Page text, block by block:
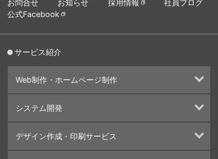
お問合せ
お知らせ 採用情報
社員ブログ
公式Facebook
サービス紹介
Web制作・ホームページ制作
ランディングページ制作
インターネット広告代行
UI・UXデザイン設計
システム開発
デザイン作成・印刷サービス